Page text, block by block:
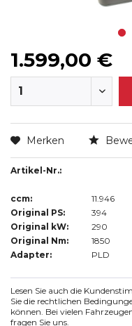
1.599,00 €
Merken
Artikel-Nr.:
ccm:
11.946
Original PS:
394
Original kW:
290
Original Nm:
1850
Adapter:
PLD
Lesen Sie auch die
Sie die rechtlichen
können. Bei vielen
fragen Sie uns.